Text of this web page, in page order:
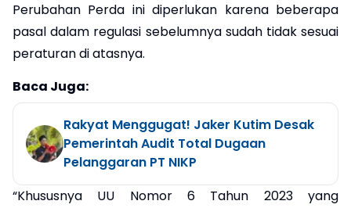
Perubahan Perda ini diperlukan karena beberapa
pasal dalam regulasi sebelumnya sudah tidak sesuai
peraturan di atasnya.
Baca Juga:
Rakyat Menggugat! Jaker Kutim Desak
Pemerintah Audit Total Dugaan
Pelanggaran PT NIKP
“Khususnya UU Nomor 6 Tahun 2023 yang